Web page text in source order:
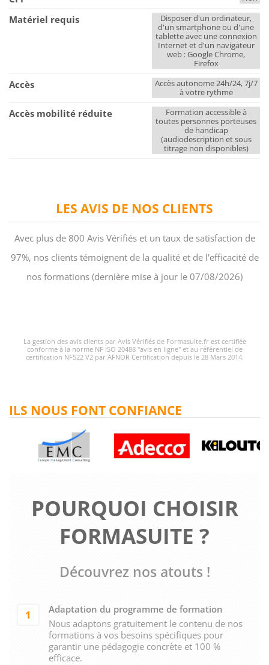
LES AVIS DE NOS CLIENTS
Avec plus de 800 Avis Vérifiés et un taux de satisfaction de
97%, nos clients témoignent de la qualité et de l'efficacité de
nos formations (dernière mise à jour le 07/08/2026)
La gestion des avis clients par Avis Vérifiés de Formasuite.fr est certifiée
conforme à la norme NF ISO 20488 "avis en ligne" et au référentiel de
certification NF522 V2 par AFNOR Certification depuis le 28 Mars 2014.
POURQUOI CHOISIR
FORMASUITE ?
Découvrez nos atouts !
1
Adaptation du programme de formation
Nous adaptons gratuitement le contenu de nos
formations à vos besoins spécifiques pour
garantir une pédagogie concrète et 100 %
efficace.
ILS NOUS FONT CONFIANCE
Matériel requis
Disposer d'un ordinateur,
d'un smartphone ou d'une
tablette avec une connexion
Internet et d'un navigateur
web : Google Chrome,
Firefox
Accès
Accès autonome 24h/24, 7j/7
à votre rythme
Accès mobilité réduite
Formation accessible à
toutes personnes porteuses
de handicap
(audiodescription et sous
titrage non disponibles)